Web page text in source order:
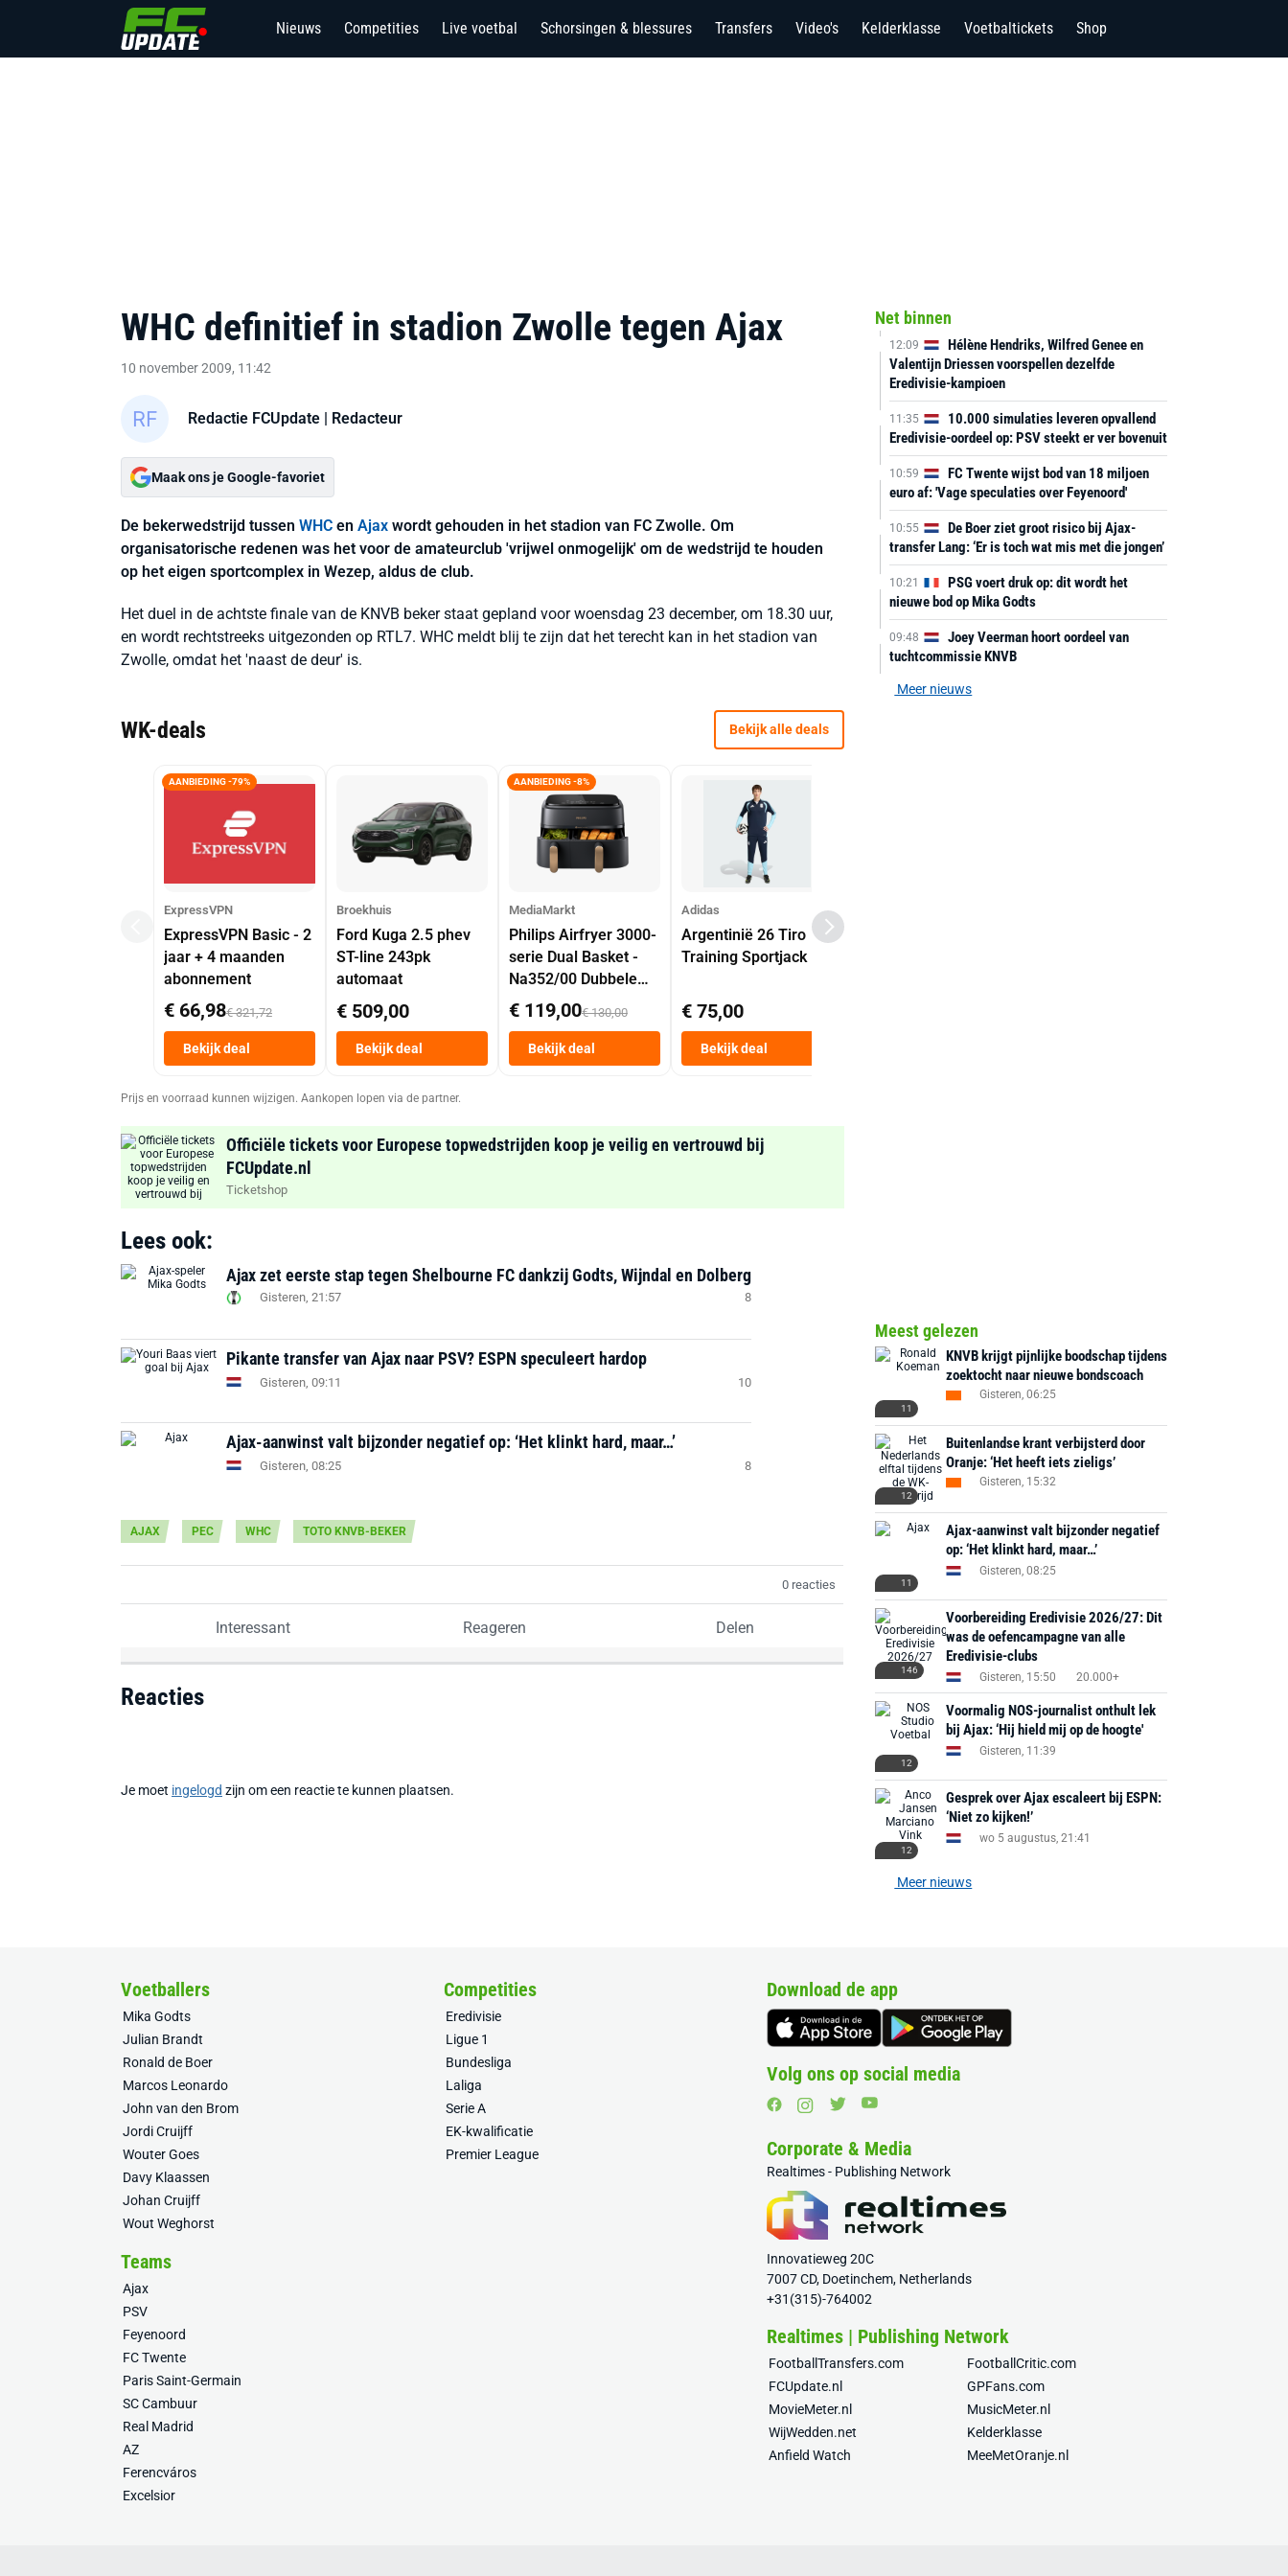
Nieuws Competities Live voetbal Schorsingen & blessures Transfers Video's Kelderklasse Voetbaltickets Shop
WHC definitief in stadion Zwolle tegen Ajax
10 november 2009, 11:42
Redactie FCUpdate | Redacteur
Maak ons je Google-favoriet
De bekerwedstrijd tussen WHC en Ajax wordt gehouden in het stadion van FC Zwolle. Om
organisatorische redenen was het voor de amateurclub 'vrijwel onmogelijk' om de wedstrijd te houden
op het eigen sportcomplex in Wezep, aldus de club.
Het duel in de achtste finale van de KNVB beker staat gepland voor woensdag 23 december, om 18.30 uur,
en wordt rechtstreeks uitgezonden op RTL7. WHC meldt blij te zijn dat het terecht kan in het stadion van
Zwolle, omdat het 'naast de deur' is.
WK-deals Bekijk alle deals
AANBIEDING -79%
ExpressVPN
ExpressVPN Basic - 2
jaar + 4 maanden
abonnement
€ 66,98€ 321,72
Bekijk deal
Broekhuis
Ford Kuga 2.5 phev
ST-line 243pk
automaat
€ 509,00
Bekijk deal
AANBIEDING -8%
MediaMarkt
Philips Airfryer 3000-
serie Dual Basket -
Na352/00 Dubbele
Mand 9 L Tot 6
Personen
Heteluchtfriteuse
Zwart
€ 119,00€ 130,00
Bekijk deal
Adidas
Argentinië 26 Tiro
Training Sportjack
€ 75,00
Bekijk deal
Prijs en voorraad kunnen wijzigen. Aankopen lopen via de partner.
Officiële tickets voor Europese topwedstrijden koop je veilig en vertrouwd bij
FCUpdate.nl
Ticketshop
Lees ook:
Ajax zet eerste stap tegen Shelbourne FC dankzij Godts, Wijndal en Dolberg
Gisteren, 21:57 8
Pikante transfer van Ajax naar PSV? ESPN speculeert hardop
Gisteren, 09:11 10
Ajax-aanwinst valt bijzonder negatief op: ‘Het klinkt hard, maar…’
Gisteren, 08:25 8
AJAX PEC WHC TOTO KNVB-BEKER
0 reacties
Interessant Reageren Delen
Reacties
Je moet ingelogd zijn om een reactie te kunnen plaatsen.
Net binnen
12:09
Hélène Hendriks, Wilfred Genee en
Valentijn Driessen voorspellen dezelfde
Eredivisie-kampioen
11:35
10.000 simulaties leveren opvallend
Eredivisie-oordeel op: PSV steekt er ver bovenuit
10:59
FC Twente wijst bod van 18 miljoen
euro af: 'Vage speculaties over Feyenoord'
10:55
De Boer ziet groot risico bij Ajax-
transfer Lang: ‘Er is toch wat mis met die jongen’
10:21
PSG voert druk op: dit wordt het
nieuwe bod op Mika Godts
09:48
Joey Veerman hoort oordeel van
tuchtcommissie KNVB
Meer nieuws
Meest gelezen
11
KNVB krijgt pijnlijke boodschap tijdens
zoektocht naar nieuwe bondscoach
Gisteren, 06:25
12
Buitenlandse krant verbijsterd door
Oranje: ‘Het heeft iets zieligs’
Gisteren, 15:32
11
Ajax-aanwinst valt bijzonder negatief
op: ‘Het klinkt hard, maar…’
Gisteren, 08:25
146
Voorbereiding Eredivisie 2026/27: Dit
was de oefencampagne van alle
Eredivisie-clubs
Gisteren, 15:50 20.000+
12
Voormalig NOS-journalist onthult lek
bij Ajax: ‘Hij hield mij op de hoogte'
Gisteren, 11:39
12
Gesprek over Ajax escaleert bij ESPN:
‘Niet zo kijken!’
wo 5 augustus, 21:41
Meer nieuws
Voetballers
Mika Godts
Julian Brandt
Ronald de Boer
Marcos Leonardo
John van den Brom
Jordi Cruijff
Wouter Goes
Davy Klaassen
Johan Cruijff
Wout Weghorst
Competities
Eredivisie
Ligue 1
Bundesliga
Laliga
Serie A
EK-kwalificatie
Premier League
Teams
Ajax
PSV
Feyenoord
FC Twente
Paris Saint-Germain
SC Cambuur
Real Madrid
AZ
Ferencváros
Excelsior
Download de app
Volg ons op social media
Corporate & Media
Realtimes - Publishing Network
Innovatieweg 20C
7007 CD, Doetinchem, Netherlands
+31(315)-764002
Realtimes | Publishing Network
FootballTransfers.com
FootballCritic.com
FCUpdate.nl
GPFans.com
MovieMeter.nl
MusicMeter.nl
WijWedden.net
Kelderklasse
Anfield Watch
MeeMetOranje.nl